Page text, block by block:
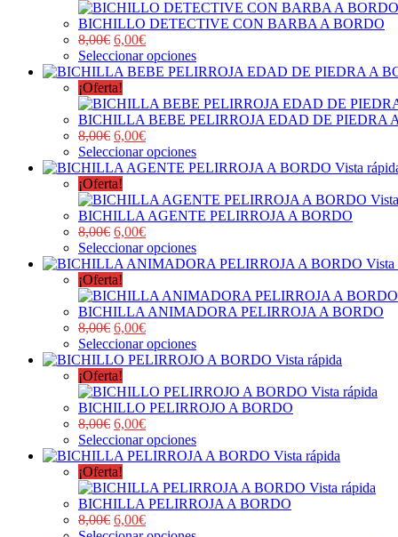
BICHILLO DETECTIVE CON BARBA A BORDO
8,00€ 6,00€
Seleccionar opciones
¡Oferta!
BICHILLA BEBE PELIRROJA EDAD DE PIEDRA
8,00€ 6,00€
Seleccionar opciones
Vista
¡Oferta!
BICHILLA AGENTE PELIRROJA A BORDO
8,00€ 6,00€
Seleccionar opciones
Vista
¡Oferta!
BICHILLA ANIMADORA PELIRROJA A BORDO
8,00€ 6,00€
Seleccionar opciones
Vista rápida
¡Oferta!
Vista rápida
BICHILLO PELIRROJO A BORDO
8,00€ 6,00€
Seleccionar opciones
Vista rápida
¡Oferta!
Vista rápida
BICHILLA PELIRROJA A BORDO
8,00€ 6,00€